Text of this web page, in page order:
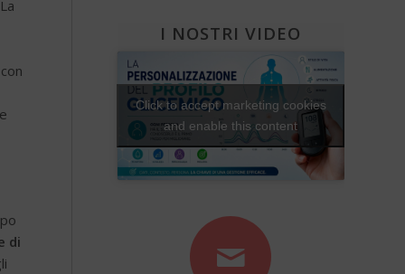
di
I NOSTRI VIDEO
Click to accept marketing cookies
and enable this content